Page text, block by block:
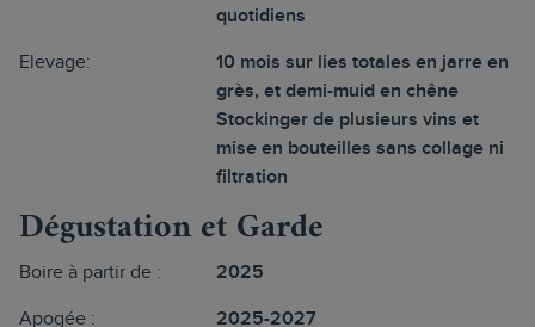
quotidiens
Elevage:
10 mois sur lies totales en jarre en
grès, et demi-muid en chêne
Stockinger de plusieurs vins et
mise en bouteilles sans collage ni
filtration
Dégustation et Garde
Boire à partir de : 2025
Apogée : 2025-2027